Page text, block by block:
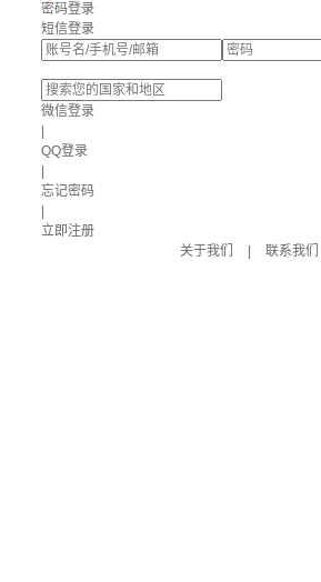
密码登录
短信登录
微信登录
QQ登录
忘记密码
立即注册
关于我们
联系我们